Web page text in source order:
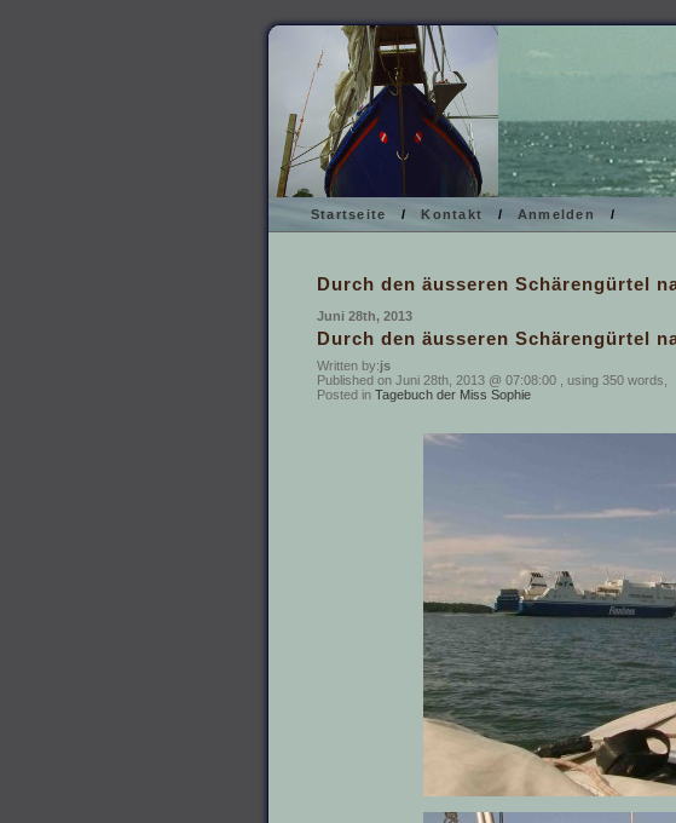
Startseite / Kontakt / Anmelden /
Durch den äusseren Schärengürtel
Juni 28th, 2013
Durch den äusseren Schärengürtel
Written by:js
Published on Juni 28th, 2013 @ 07:08:00 , using 350 words,
Posted in Tagebuch der Miss Sophie